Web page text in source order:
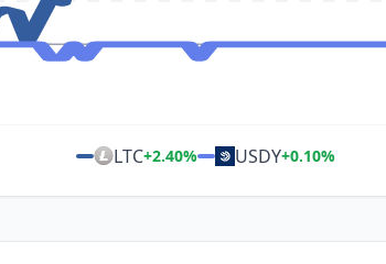
LTC+2.40% USDY+0.10%